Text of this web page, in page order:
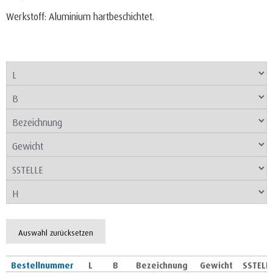
Werkstoff: Aluminium hartbeschichtet.
Auswahl zurücksetzen
Bestellnummer L B Bezeichnung Gewicht